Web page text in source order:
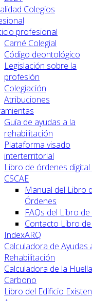
Colegios
profesional
Carné Colegial
Código deontológico
Legislación sobre la
profesión
Colegiación
Atribuciones
Guía de ayudas a la
rehabilitación
Plataforma visado
interterritorial
Libro de órdenes digital
CSCAE
Manual del Libro
Órdenes
FAQs del Libro
Contacto Libro
IndexARQ
Calculadora de Ayudas
Rehabilitación
Calculadora de la
Carbono
Libro del Edificio